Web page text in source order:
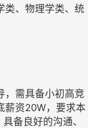
类、物理学类、统
，需具备小初高竞
薪资20W，要求本
备良好的沟通、